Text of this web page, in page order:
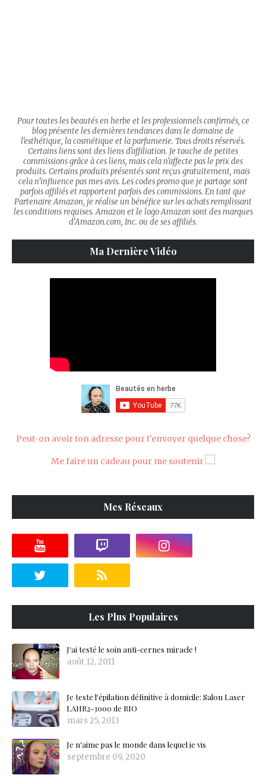
Pour toutes les beautés en herbe et les professionnels confirmés, ce
blog présente les dernières tendances dans le domaine de
l'esthétique, la cosmétique et la parfumerie. Tous droits réservés.
Certains liens sont des liens d'affiliation. Je touche de petites
commissions grâce à ces liens, mais cela n'affecte pas le prix des
produits. Certains produits présentés sont reçus gratuitement, mais
cela n'influence pas mes avis. Les codes promo que je partage sont
parfois affiliés et rapportent parfois des commissions. En tant que
Partenaire Amazon, je réalise un bénéfice sur les achats remplissant
les conditions requises. Amazon et le logo Amazon sont des marques
d’Amazon.com, Inc. ou de ses affiliés.
Ma Dernière Vidéo
Peut-on avoir ton adresse pour t'envoyer quelque chose?
Me faire un cadeau pour me soutenir
Mes Réseaux
Les Plus Populaires
J'ai testé le soin anti-cernes miracle !
août 12, 2011
Je teste l'épilation définitive à domicile: Salon Laser
LAHR2-3000 de RIO
mars 25, 2013
Je n'aime pas le monde dans lequel je vis
septembre 09, 2020